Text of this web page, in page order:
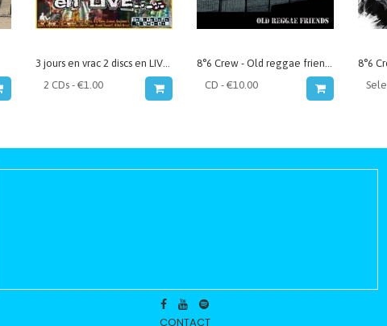
3 jours en vrac 2 discs en LIVE (VA) 8°6 Crew - Old reggae friends
CONTACT